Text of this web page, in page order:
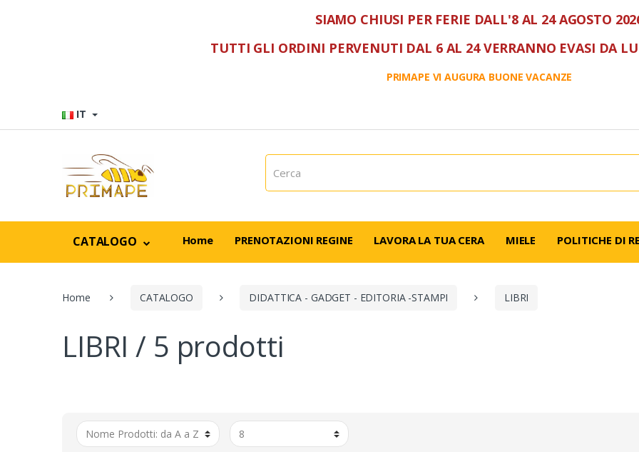
SIAMO CHIUSI PER FERIE DALL'8 AL 24 AGOSTO
TUTTI GLI ORDINI PERVENUTI DAL 6 AL 24 VERRANNO EVASI DA
PRIMAPE VI AUGURA BUONE VACANZE
IT
C
:
CATALOGO Home PRENOTAZIONI REGINE LAVORA LA TUA CERA MIELE POLITICHE DI
Home CATALOGO DIDATTICA - GADGET - EDITORIA -STAMPI LIBRI
LIBRI / 5 prodotti